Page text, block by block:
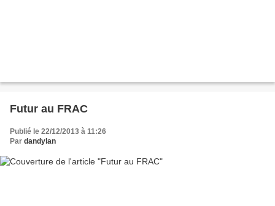
Futur au FRAC
Publié le 22/12/2013 à 11:26
Par dandylan